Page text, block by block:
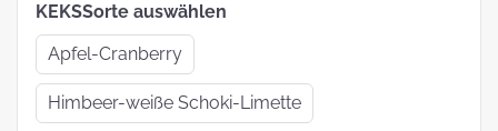
KEKSSorte auswählen
Apfel-Cranberry
Himbeer-weiße Schoki-Limette